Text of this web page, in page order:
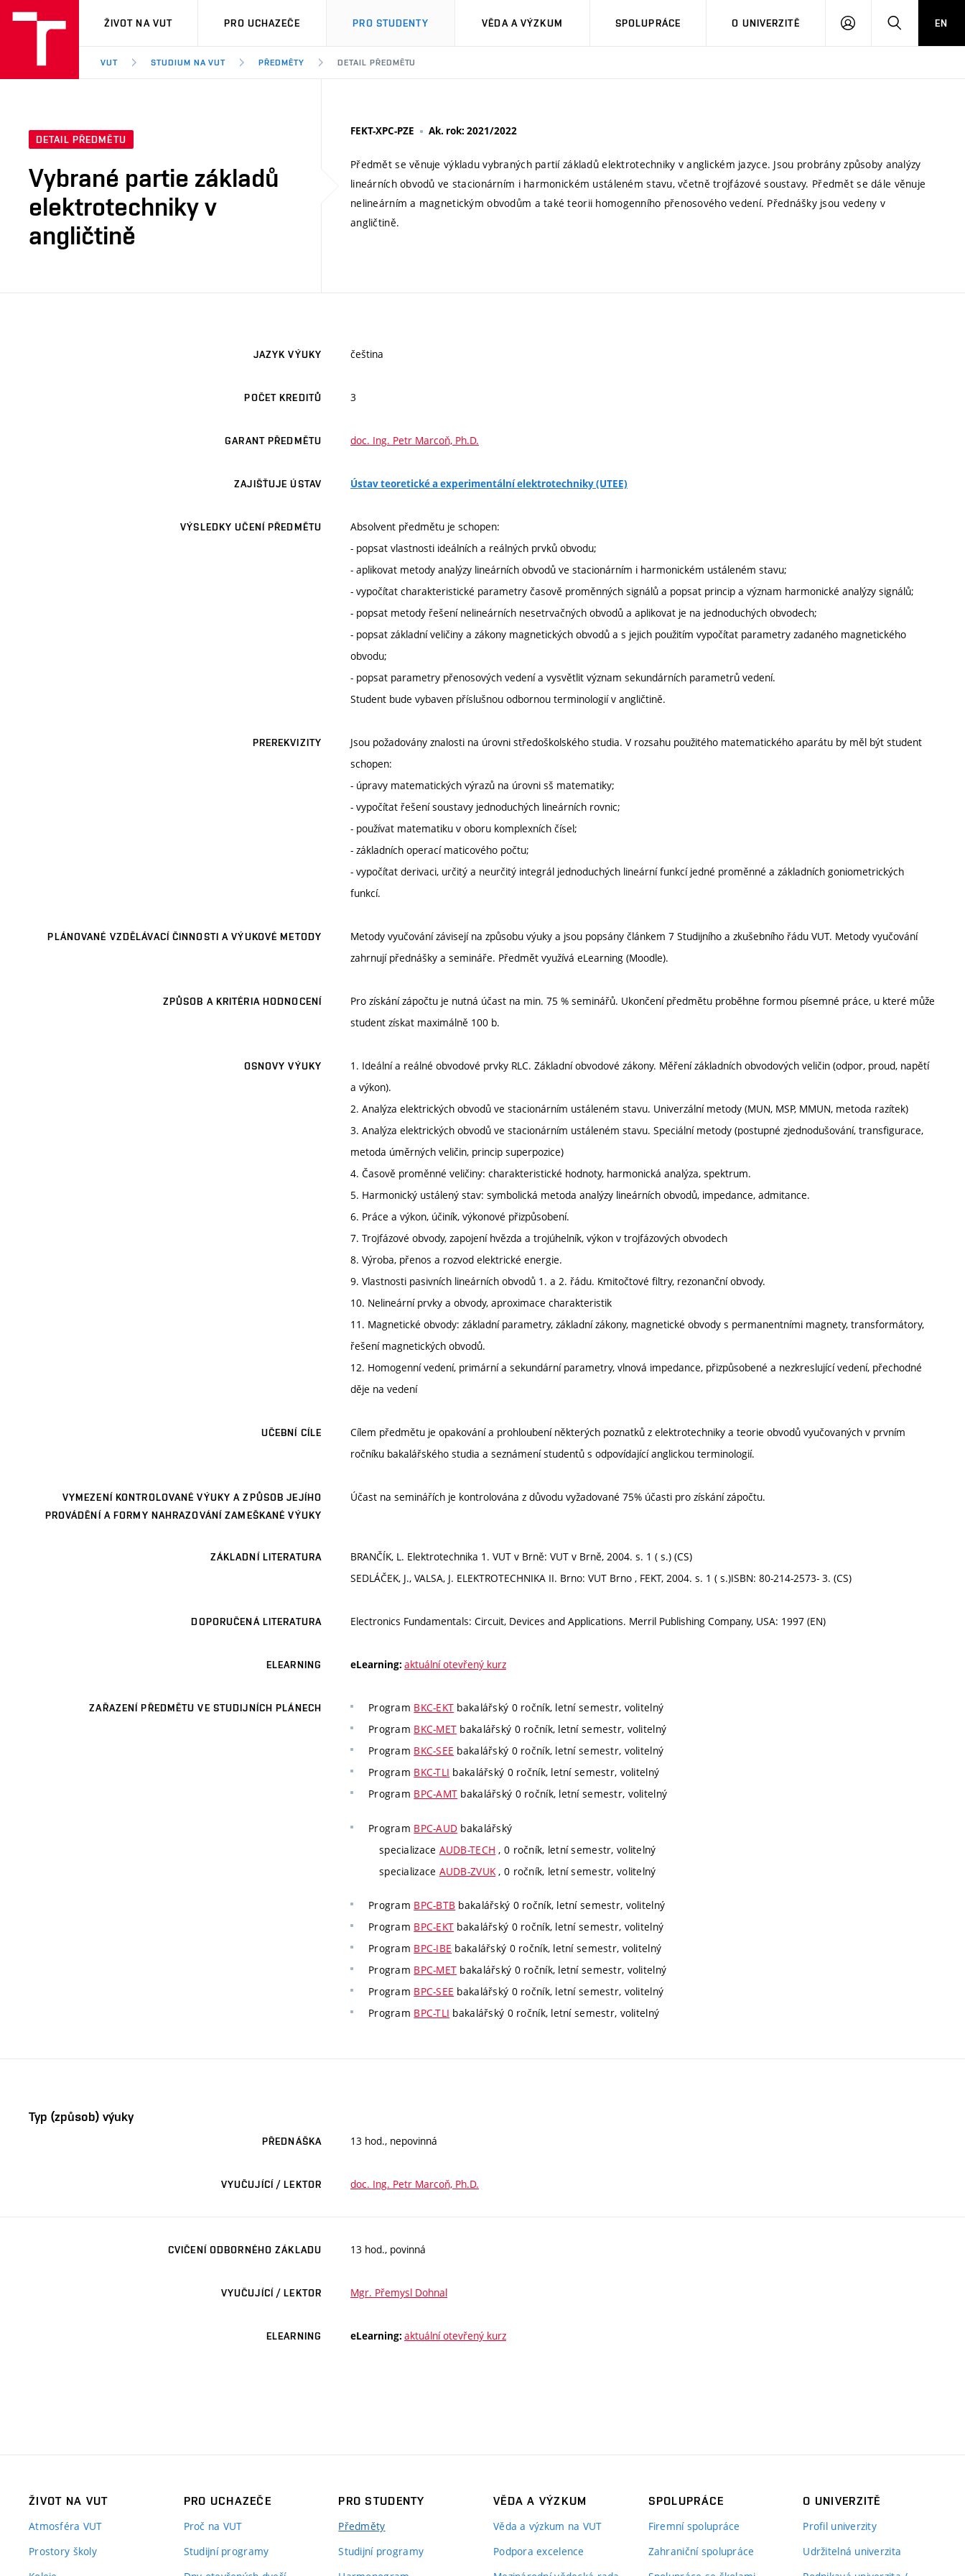
VUT
ŽIVOT NA VUT PRO UCHAZEČE PRO STUDENTY VĚDA A VÝZKUM SPOLUPRÁCE O UNIVERZITĚ
PŘIHLÁSIT HLEDATEN
VUT STUDIUM NA VUT PŘEDMĚTY DETAIL PŘEDMĚTU
DETAIL PŘEDMĚTU
Vybrané partie základů
elektrotechniky v
angličtině
FEKT-XPC-PZE Ak. rok: 2021/2022
Předmět se věnuje výkladu vybraných partií základů elektrotechniky v anglickém jazyce. Jsou probrány způsoby analýzy
lineárních obvodů ve stacionárním i harmonickém ustáleném stavu, včetně trojfázové soustavy. Předmět se dále věnuje
nelineárním a magnetickým obvodům a také teorii homogenního přenosového vedení. Přednášky jsou vedeny v
angličtině.
JAZYK VÝUKY čeština
POČET KREDITŮ 3
GARANT PŘEDMĚTU doc. Ing. Petr Marcoň, Ph.D.
ZAJIŠŤUJE ÚSTAV Ústav teoretické a experimentální elektrotechniky (UTEE)
VÝSLEDKY UČENÍ PŘEDMĚTU
Absolvent předmětu je schopen:
- popsat vlastnosti ideálních a reálných prvků obvodu;
- aplikovat metody analýzy lineárních obvodů ve stacionárním i harmonickém ustáleném stavu;
- vypočítat charakteristické parametry časově proměnných signálů a popsat princip a význam harmonické analýzy signálů;
- popsat metody řešení nelineárních nesetrvačných obvodů a aplikovat je na jednoduchých obvodech;
- popsat základní veličiny a zákony magnetických obvodů a s jejich použitím vypočítat parametry zadaného magnetického
obvodu;
- popsat parametry přenosových vedení a vysvětlit význam sekundárních parametrů vedení.
Student bude vybaven příslušnou odbornou terminologií v angličtině.
PREREKVIZITY
Jsou požadovány znalosti na úrovni středoškolského studia. V rozsahu použitého matematického aparátu by měl být student
schopen:
- úpravy matematických výrazů na úrovni sš matematiky;
- vypočítat řešení soustavy jednoduchých lineárních rovnic;
- používat matematiku v oboru komplexních čísel;
- základních operací maticového počtu;
- vypočítat derivaci, určitý a neurčitý integrál jednoduchých lineární funkcí jedné proměnné a základních goniometrických
funkcí.
PLÁNOVANÉ VZDĚLÁVACÍ ČINNOSTI A VÝUKOVÉ METODY
Metody vyučování závisejí na způsobu výuky a jsou popsány článkem 7 Studijního a zkušebního řádu VUT. Metody vyučování
zahrnují přednášky a semináře. Předmět využívá eLearning (Moodle).
ZPŮSOB A KRITÉRIA HODNOCENÍ
Pro získání zápočtu je nutná účast na min. 75 % seminářů. Ukončení předmětu proběhne formou písemné práce, u které může
student získat maximálně 100 b.
OSNOVY VÝUKY
1. Ideální a reálné obvodové prvky RLC. Základní obvodové zákony. Měření základních obvodových veličin (odpor, proud, napětí
a výkon).
2. Analýza elektrických obvodů ve stacionárním ustáleném stavu. Univerzální metody (MUN, MSP, MMUN, metoda razítek)
3. Analýza elektrických obvodů ve stacionárním ustáleném stavu. Speciální metody (postupné zjednodušování, transfigurace,
metoda úměrných veličin, princip superpozice)
4. Časově proměnné veličiny: charakteristické hodnoty, harmonická analýza, spektrum.
5. Harmonický ustálený stav: symbolická metoda analýzy lineárních obvodů, impedance, admitance.
6. Práce a výkon, účiník, výkonové přizpůsobení.
7. Trojfázové obvody, zapojení hvězda a trojúhelník, výkon v trojfázových obvodech
8. Výroba, přenos a rozvod elektrické energie.
9. Vlastnosti pasivních lineárních obvodů 1. a 2. řádu. Kmitočtové filtry, rezonanční obvody.
10. Nelineární prvky a obvody, aproximace charakteristik
11. Magnetické obvody: základní parametry, základní zákony, magnetické obvody s permanentními magnety, transformátory,
řešení magnetických obvodů.
12. Homogenní vedení, primární a sekundární parametry, vlnová impedance, přizpůsobené a nezkreslující vedení, přechodné
děje na vedení
UČEBNÍ CÍLE
Cílem předmětu je opakování a prohloubení některých poznatků z elektrotechniky a teorie obvodů vyučovaných v prvním
ročníku bakalářského studia a seznámení studentů s odpovídající anglickou terminologií.
VYMEZENÍ KONTROLOVANÉ VÝUKY A ZPŮSOB JEJÍHO
PROVÁDĚNÍ A FORMY NAHRAZOVÁNÍ ZAMEŠKANÉ VÝUKY
Účast na seminářích je kontrolována z důvodu vyžadované 75% účasti pro získání zápočtu.
ZÁKLADNÍ LITERATURA
BRANČÍK, L. Elektrotechnika 1. VUT v Brně: VUT v Brně, 2004. s. 1 ( s.) (CS)
SEDLÁČEK, J., VALSA, J. ELEKTROTECHNIKA II. Brno: VUT Brno , FEKT, 2004. s. 1 ( s.)ISBN: 80-214-2573- 3. (CS)
DOPORUČENÁ LITERATURA Electronics Fundamentals: Circuit, Devices and Applications. Merril Publishing Company, USA: 1997 (EN)
ELEARNING eLearning: aktuální otevřený kurz
ZAŘAZENÍ PŘEDMĚTU VE STUDIJNÍCH PLÁNECH Program BKC-EKT bakalářský 0 ročník, letní semestr, volitelný
Program BKC-MET bakalářský 0 ročník, letní semestr, volitelný
Program BKC-SEE bakalářský 0 ročník, letní semestr, volitelný
Program BKC-TLI bakalářský 0 ročník, letní semestr, volitelný
Program BPC-AMT bakalářský 0 ročník, letní semestr, volitelný
Program BPC-AUD bakalářský
specializace AUDB-TECH , 0 ročník, letní semestr, volitelný
specializace AUDB-ZVUK , 0 ročník, letní semestr, volitelný
Program BPC-BTB bakalářský 0 ročník, letní semestr, volitelný
Program BPC-EKT bakalářský 0 ročník, letní semestr, volitelný
Program BPC-IBE bakalářský 0 ročník, letní semestr, volitelný
Program BPC-MET bakalářský 0 ročník, letní semestr, volitelný
Program BPC-SEE bakalářský 0 ročník, letní semestr, volitelný
Program BPC-TLI bakalářský 0 ročník, letní semestr, volitelný
Typ (způsob) výuky
PŘEDNÁŠKA 13 hod., nepovinná
VYUČUJÍCÍ / LEKTOR doc. Ing. Petr Marcoň, Ph.D.
CVIČENÍ ODBORNÉHO ZÁKLADU 13 hod., povinná
VYUČUJÍCÍ / LEKTOR Mgr. Přemysl Dohnal
ELEARNING eLearning: aktuální otevřený kurz
ŽIVOT NA VUT
Atmosféra VUT
Prostory školy
PRO UCHAZEČE
Proč na VUT
Studijní programy
PRO STUDENTY
Předměty
Studijní programy
VĚDA A VÝZKUM
Věda a výzkum na VUT
Podpora excelence
SPOLUPRÁCE
Firemní spolupráce
Zahraniční spolupráce
O UNIVERZITĚ
Profil univerzity
Udržitelná univerzita